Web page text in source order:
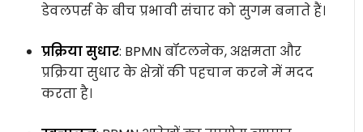
डेवलपर्स के बीच प्रभावी संचार को सुगम बनाते हैं।
प्रक्रिया सुधार: BPMN बॉटलनेक, अक्षमता और
प्रक्रिया सुधार के क्षेत्रों की पहचान करने में मदद
करता है।